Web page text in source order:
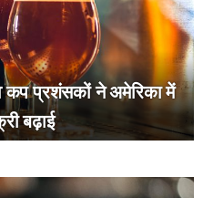
कप प्रशंसकों ने अमेरिका में
बढ़ाई